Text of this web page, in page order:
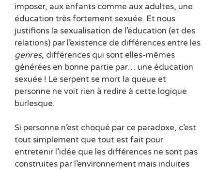
imposer, aux enfants comme aux adultes, une
éducation très fortement sexuée. Et nous
justifions la sexualisation de l’éducation (et des
relations) par l’existence de différences entre les
genres, différences qui sont elles-mêmes
générées en bonne partie par… une éducation
sexuée ! Le serpent se mort la queue et
personne ne voit rien à redire à cette logique
burlesque.
Si personne n’est choqué par ce paradoxe, c’est
tout simplement que tout est fait pour
entretenir l’idée que les différences ne sont pas
construites par l’environnement mais induites